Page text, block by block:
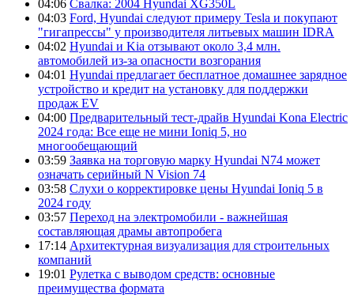
04:06 Свалка: 2004 Hyundai XG350L
04:03 Ford, Hyundai следуют примеру Tesla и покупают
"гигапрессы" у производителя литьевых машин IDRA
04:02 Hyundai и Kia отзывают около 3,4 млн.
автомобилей из-за опасности возгорания
04:01 Hyundai предлагает бесплатное домашнее зарядное
устройство и кредит на установку для поддержки
продаж EV
04:00 Предварительный тест-драйв Hyundai Kona Electric
2024 года: Все еще не мини Ioniq 5, но
многообещающий
03:59 Заявка на торговую марку Hyundai N74 может
означать серийный N Vision 74
03:58 Слухи о корректировке цены Hyundai Ioniq 5 в
2024 году
03:57 Переход на электромобили - важнейшая
составляющая драмы автопробега
17:14 Архитектурная визуализация для строительных
компаний
19:01 Рулетка с выводом средств: основные
преимущества формата